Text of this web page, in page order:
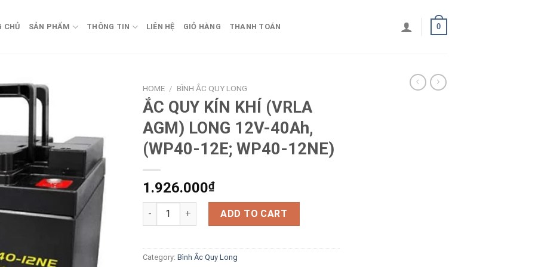
CHỦ SẢN PHẨM THÔNG TIN LIÊN HỆ GIỎ HÀNG THANH TOÁN 0
HOME / BÌNH ẮC QUY LONG
ẮC QUY KÍN KHÍ (VRLA
AGM) LONG 12V-40Ah,
(WP40-12E; WP40-12NE)
1.926.000₫
ẮC QUY KÍN KHÍ (VRLA AGM) LONG 12V-40Ah, (WP40-12E; WP40-12NE) quantity
ADD TO CART
Category: Bình Ắc Quy Long